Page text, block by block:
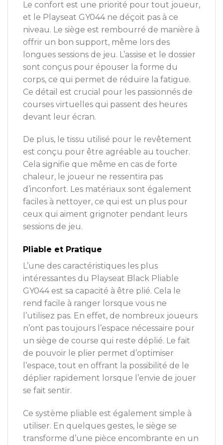
Le confort est une priorité pour tout joueur,
et le Playseat GY044 ne déçoit pas à ce
niveau. Le siège est rembourré de manière à
offrir un bon support, même lors des
longues sessions de jeu. L’assise et le dossier
sont conçus pour épouser la forme du
corps, ce qui permet de réduire la fatigue.
Ce détail est crucial pour les passionnés de
courses virtuelles qui passent des heures
devant leur écran.
De plus, le tissu utilisé pour le revêtement
est conçu pour être agréable au toucher.
Cela signifie que même en cas de forte
chaleur, le joueur ne ressentira pas
d’inconfort. Les matériaux sont également
faciles à nettoyer, ce qui est un plus pour
ceux qui aiment grignoter pendant leurs
sessions de jeu.
Pliable et Pratique
L’une des caractéristiques les plus
intéressantes du Playseat Black Pliable
GY044 est sa capacité à être plié. Cela le
rend facile à ranger lorsque vous ne
l’utilisez pas. En effet, de nombreux joueurs
n’ont pas toujours l’espace nécessaire pour
un siège de course qui reste déplié. Le fait
de pouvoir le plier permet d’optimiser
l’espace, tout en offrant la possibilité de le
déplier rapidement lorsque l’envie de jouer
se fait sentir.
Ce système pliable est également simple à
utiliser. En quelques gestes, le siège se
transforme d’une pièce encombrante en un